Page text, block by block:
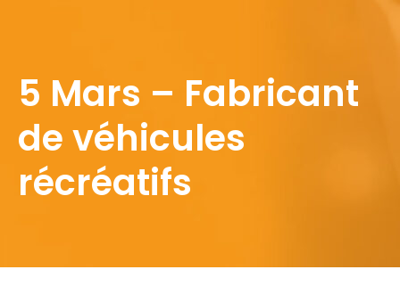
5 Mars – Fabricant
de véhicules
récréatifs